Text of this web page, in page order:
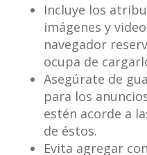
Incluye los
imágenes y
navegador
ocupa de
Asegúrate de
para los
estén acorde a
de éstos.
Evita agregar